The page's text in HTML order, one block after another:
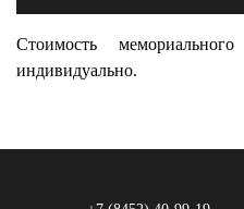
Стоимость
индивидуально.